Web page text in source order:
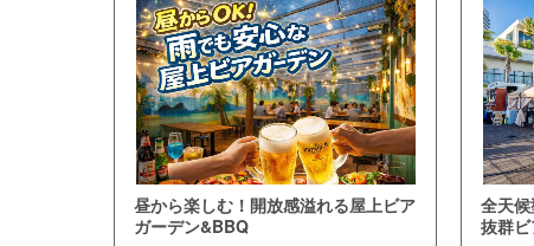
昼から楽しむ！開放感溢れる屋上ビア
ガーデン&BBQ
全天
抜群